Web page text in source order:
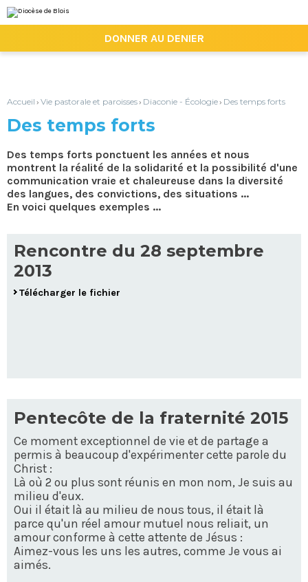
au
contenu.
la
personnels
DONNER AU DENIER
Accueil › Vie pastorale et paroisses› Diaconie - Écologie› Des temps forts
Des temps forts
Des temps forts ponctuent les années et nous
montrent la réalité de la solidarité et la possibilité d'une
communication vraie et chaleureuse dans la diversité
des langues, des convictions, des situations ...
En voici quelques exemples ...
Rencontre du 28 septembre
2013
Télécharger le fichier
Pentecôte de la fraternité 2015
Ce moment exceptionnel de vie et de partage a
permis à beaucoup d'expérimenter cette parole du
Christ :
Là où 2 ou plus sont réunis en mon nom, Je suis au
milieu d'eux.
Oui il était là au milieu de nous tous, il était là
parce qu'un réel amour mutuel nous reliait, un
amour conforme à cette attente de Jésus :
Aimez-vous les uns les autres, comme Je vous ai
aimés.